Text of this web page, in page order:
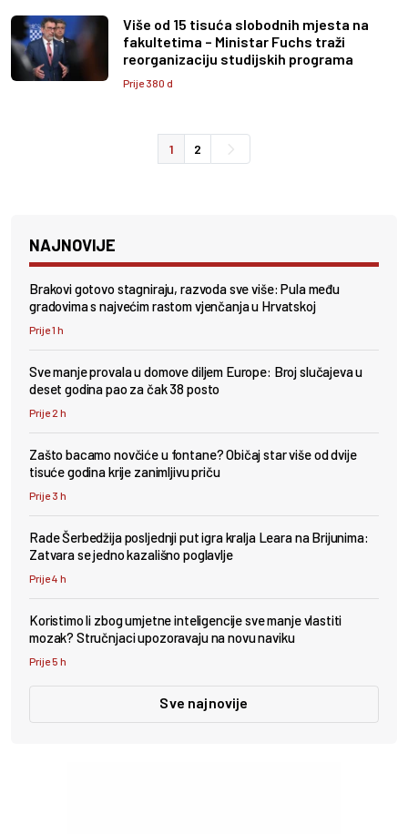
Više od 15 tisuća slobodnih mjesta na
fakultetima – Ministar Fuchs traži
reorganizaciju studijskih programa
Prije 380 d
1 2
NAJNOVIJE
Brakovi gotovo stagniraju, razvoda sve više: Pula među
gradovima s najvećim rastom vjenčanja u Hrvatskoj
Prije 1 h
Sve manje provala u domove diljem Europe: Broj slučajeva u
deset godina pao za čak 38 posto
Prije 2 h
Zašto bacamo novčiće u fontane? Običaj star više od dvije
tisuće godina krije zanimljivu priču
Prije 3 h
Rade Šerbedžija posljednji put igra kralja Leara na Brijunima:
Zatvara se jedno kazališno poglavlje
Prije 4 h
Koristimo li zbog umjetne inteligencije sve manje vlastiti
mozak? Stručnjaci upozoravaju na novu naviku
Prije 5 h
Sve najnovije